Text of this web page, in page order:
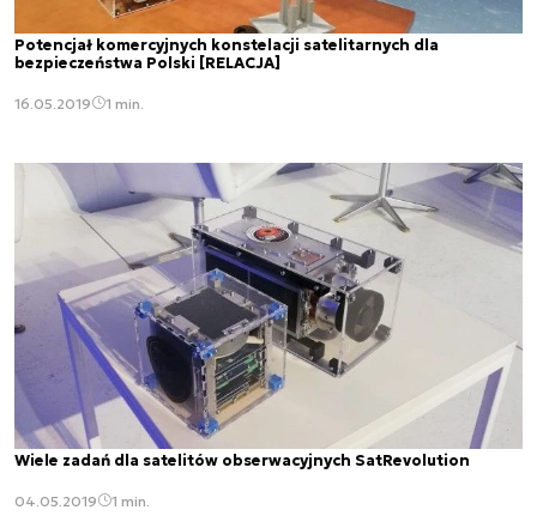
Potencjał komercyjnych konstelacji satelitarnych dla
bezpieczeństwa Polski [RELACJA]
16.05.2019 1 min.
Wiele zadań dla satelitów obserwacyjnych SatRevolution
04.05.2019 1 min.